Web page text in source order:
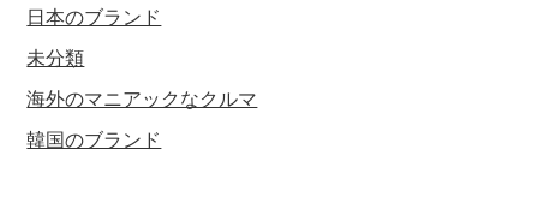
日本のブランド
未分類
海外のマニアックなクルマ
韓国のブランド